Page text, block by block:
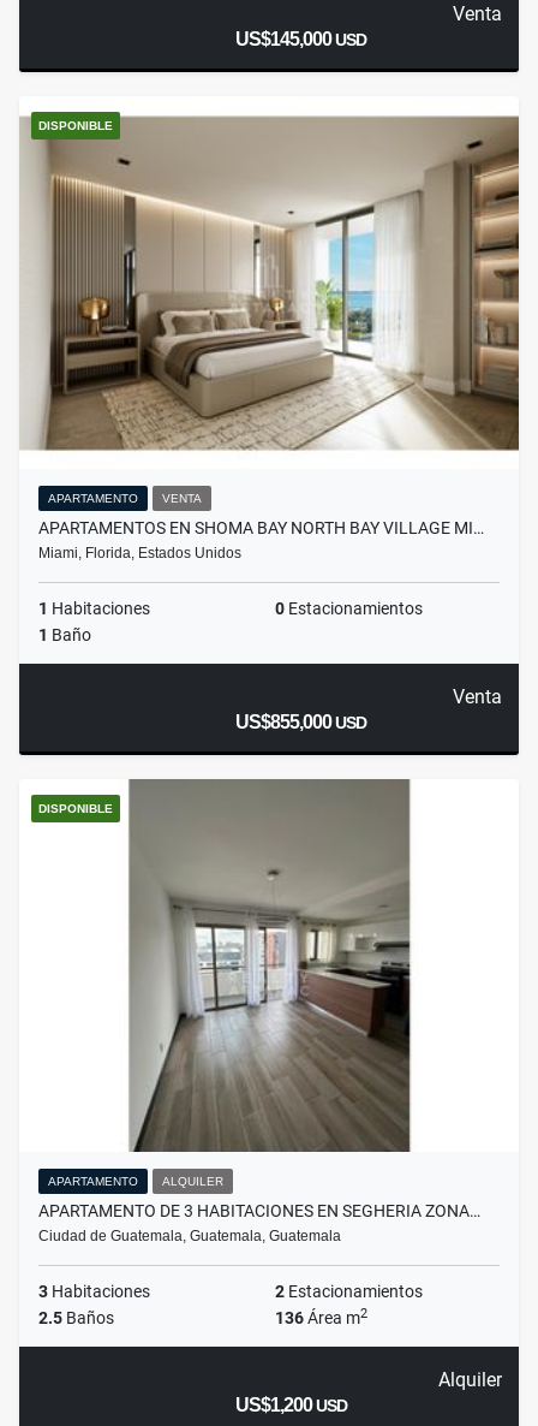
Venta
US$145,000USD
DISPONIBLE
APARTAMENTO VENTA
APARTAMENTOS EN SHOMA BAY NORTH BAY VILLAGE MI…
Miami, Florida, Estados Unidos
1 Habitaciones 0 Estacionamientos
1 Baño
Venta
US$855,000USD
DISPONIBLE
APARTAMENTO ALQUILER
APARTAMENTO DE 3 HABITACIONES EN SEGHERIA ZONA…
Ciudad de Guatemala, Guatemala, Guatemala
3 Habitaciones 2 Estacionamientos
2.5 Baños 136Área m2
Alquiler
US$1,200USD